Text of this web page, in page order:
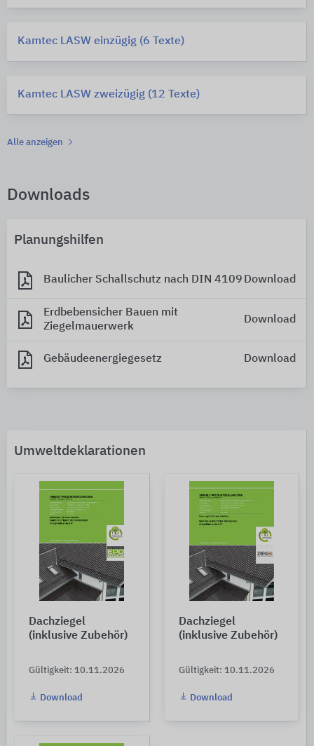
Kamtec LASW einzügig (6 Texte)
Kamtec LASW zweizügig (12 Texte)
Alle anzeigen
Downloads
Planungshilfen
Baulicher Schallschutz nach DIN 4109 Download
Erdbebensicher Bauen mit
Ziegelmauerwerk
Download
Gebäudeenergiegesetz Download
Umweltdeklarationen
Dachziegel
(inklusive Zubehör)
Gültigkeit: 10.11.2026
Download
Dachziegel
(inklusive Zubehör)
Gültigkeit: 10.11.2026
Download